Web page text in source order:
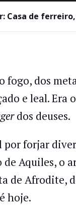
Casa de
fogo, dos
e leal. Era
dos deuses.
forjar
de Aquiles, o
de Afrodite,
hoje.